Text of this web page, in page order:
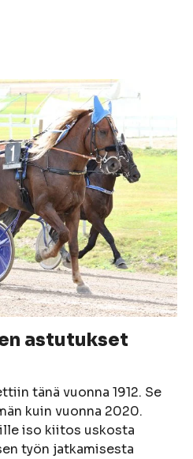
astutukset
tänä vuonna 1912. Se
kuin vuonna 2020.
iso kiitos uskosta
työn jatkamisesta